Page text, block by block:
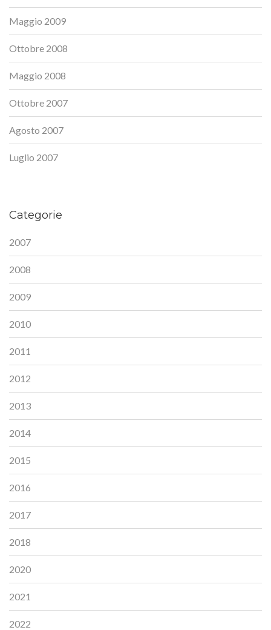
Maggio 2009
Ottobre 2008
Maggio 2008
Ottobre 2007
Agosto 2007
Luglio 2007
Categorie
2007
2008
2009
2010
2011
2012
2013
2014
2015
2016
2017
2018
2020
2021
2022